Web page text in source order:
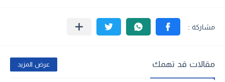
مقالات قد تهمك عرض المزيد